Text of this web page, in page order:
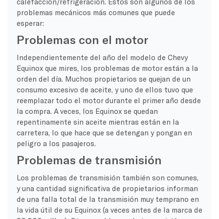
problemas mecánicos más comunes que puede
esperar:
Problemas con el motor
Independientemente del año del modelo de Chevy
Equinox que mires, los problemas de motor están a la
orden del día. Muchos propietarios se quejan de un
consumo excesivo de aceite, y uno de ellos tuvo que
reemplazar todo el motor durante el primer año desde
la compra. A veces, los Equinox se quedan
repentinamente sin aceite mientras están en la
carretera, lo que hace que se detengan y pongan en
peligro a los pasajeros.
Problemas de transmisión
Los problemas de transmisión también son comunes,
y una cantidad significativa de propietarios informan
de una falla total de la transmisión muy temprano en
la vida útil de su Equinox (a veces antes de la marca de